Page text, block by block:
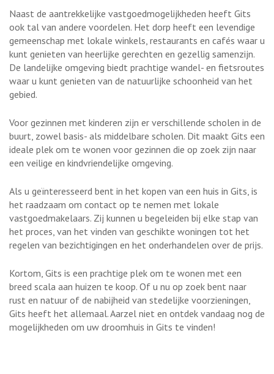
Naast de aantrekkelijke vastgoedmogelijkheden heeft Gits
ook tal van andere voordelen. Het dorp heeft een levendige
gemeenschap met lokale winkels, restaurants en cafés waar u
kunt genieten van heerlijke gerechten en gezellig samenzijn.
De landelijke omgeving biedt prachtige wandel- en fietsroutes
waar u kunt genieten van de natuurlijke schoonheid van het
gebied.
Voor gezinnen met kinderen zijn er verschillende scholen in de
buurt, zowel basis- als middelbare scholen. Dit maakt Gits een
ideale plek om te wonen voor gezinnen die op zoek zijn naar
een veilige en kindvriendelijke omgeving.
Als u geïnteresseerd bent in het kopen van een huis in Gits, is
het raadzaam om contact op te nemen met lokale
vastgoedmakelaars. Zij kunnen u begeleiden bij elke stap van
het proces, van het vinden van geschikte woningen tot het
regelen van bezichtigingen en het onderhandelen over de prijs.
Kortom, Gits is een prachtige plek om te wonen met een
breed scala aan huizen te koop. Of u nu op zoek bent naar
rust en natuur of de nabijheid van stedelijke voorzieningen,
Gits heeft het allemaal. Aarzel niet en ontdek vandaag nog de
mogelijkheden om uw droomhuis in Gits te vinden!